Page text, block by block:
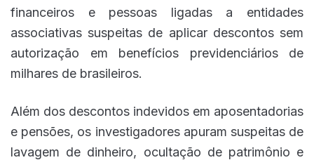
financeiros e pessoas ligadas a entidades
associativas suspeitas de aplicar descontos sem
autorização em benefícios previdenciários de
milhares de brasileiros.
Além dos descontos indevidos em aposentadorias
e pensões, os investigadores apuram suspeitas de
lavagem de dinheiro, ocultação de patrimônio e